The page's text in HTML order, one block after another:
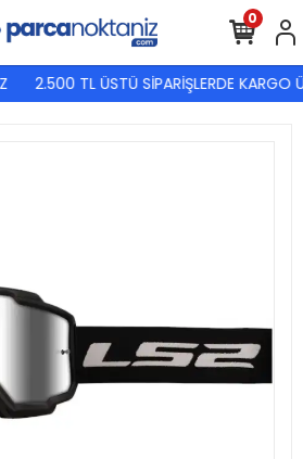
2.500 TL ÜSTÜ SİPARİŞLERDE KARGO
0